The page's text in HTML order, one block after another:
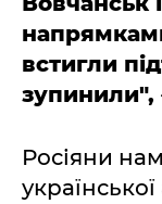
встигли
зупинили",
Росіяни
української